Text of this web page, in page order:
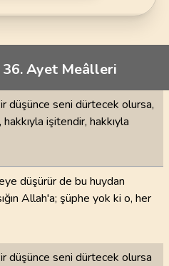
Ayet Meâlleri
düşünce seni dürtecek olursa,
hakkıyla işitendir, hakkıyla
düşürür de bu huydan
Allah'a; şüphe yok ki o, her
düşünce seni dürtecek olursa